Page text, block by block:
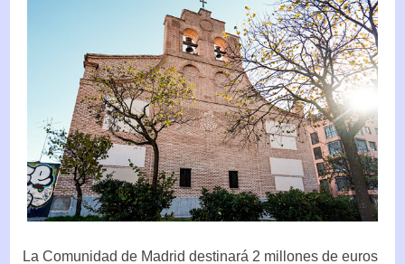
La Comunidad de Madrid destinará 2 millones de euros